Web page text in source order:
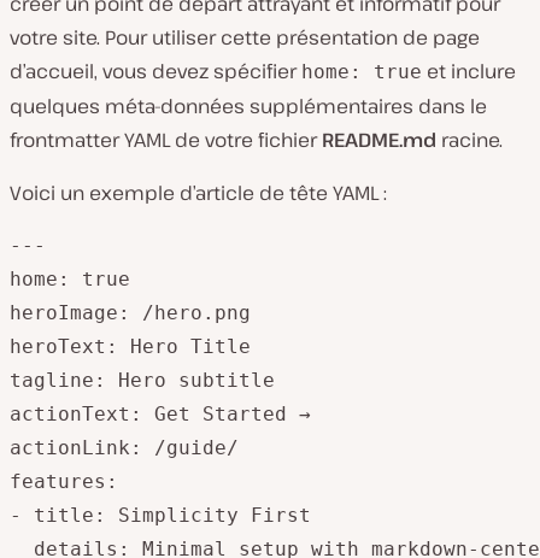
votre site. Pour utiliser cette présentation de page
d’accueil, vous devez spécifier home: true et inclure
quelques méta-données supplémentaires dans le
frontmatter YAML de votre fichierREADME.md racine.
Voici un exemple d’article de tête YAML :
---
home: true
heroImage: /hero.png
heroText: Hero Title
tagline: Hero subtitle
actionText: Get Started →
actionLink: /guide/
features:
- title: Simplicity First
details: Minimal setup with markdown-